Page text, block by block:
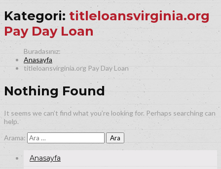
Kategori: titleloansvirginia.org
Pay Day Loan
Anasayfa
titleloansvirginia.org Pay Day Loan
Nothing Found
It seems we can’t find what you’re looking for. Perhaps searching can
help.
Arama:
Anasayfa